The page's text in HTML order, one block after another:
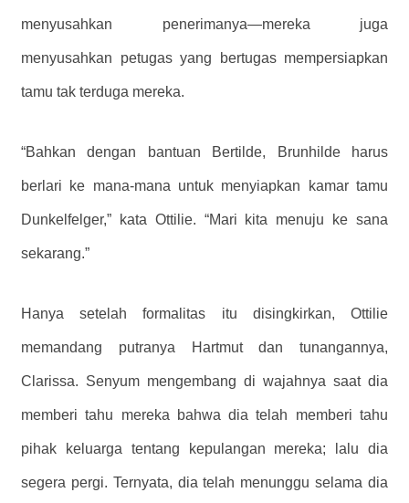
menyusahkan penerimanya—mereka juga
menyusahkan petugas yang bertugas mempersiapkan
tamu tak terduga mereka.
“Bahkan dengan bantuan Bertilde, Brunhilde harus
berlari ke mana-mana untuk menyiapkan kamar tamu
Dunkelfelger,” kata Ottilie. “Mari kita menuju ke sana
sekarang.”
Hanya setelah formalitas itu disingkirkan, Ottilie
memandang putranya Hartmut dan tunangannya,
Clarissa. Senyum mengembang di wajahnya saat dia
memberi tahu mereka bahwa dia telah memberi tahu
pihak keluarga tentang kepulangan mereka; lalu dia
segera pergi. Ternyata, dia telah menunggu selama dia